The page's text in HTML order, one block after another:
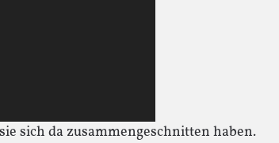
sich da zusammengeschnitten haben.